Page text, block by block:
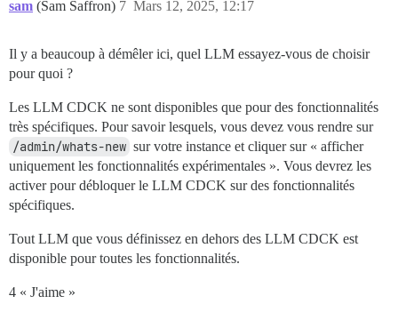
sam (Sam Saffron) Mars 12, 2025, 12:17
7
Il y a beaucoup à démêler ici, quel LLM essayez-vous de choisir
pour quoi ?
Les LLM CDCK ne sont disponibles que pour des fonctionnalités
très spécifiques. Pour savoir lesquels, vous devez vous rendre sur
/admin/whats-new sur votre instance et cliquer sur « afficher
uniquement les fonctionnalités expérimentales ». Vous devrez les
activer pour débloquer le LLM CDCK sur des fonctionnalités
spécifiques.
Tout LLM que vous définissez en dehors des LLM CDCK est
disponible pour toutes les fonctionnalités.
4 « J'aime »